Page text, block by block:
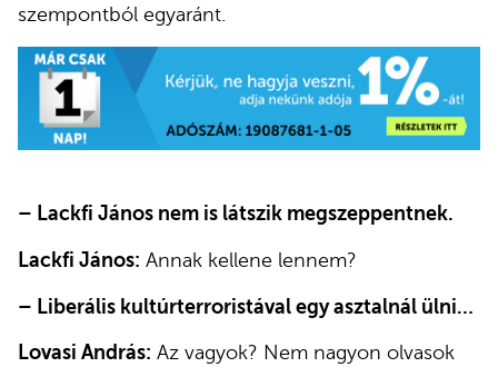
szempontból egyaránt.
– Lackfi János nem is látszik megszeppentnek.
Lackfi János: Annak kellene lennem?
– Liberális kultúrterroristával egy asztalnál ülni…
Lovasi András: Az vagyok? Nem nagyon olvasok